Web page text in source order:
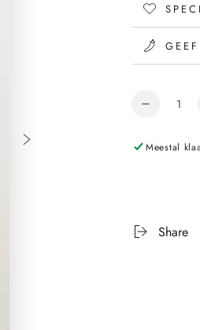
Hoeveelheid
Meestal
Share